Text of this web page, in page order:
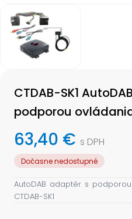
CTDAB-SK1
podporou
63,40 € s DPH
Dočasne nedostupné
AutoDAB adaptér s
CTDAB-SK1